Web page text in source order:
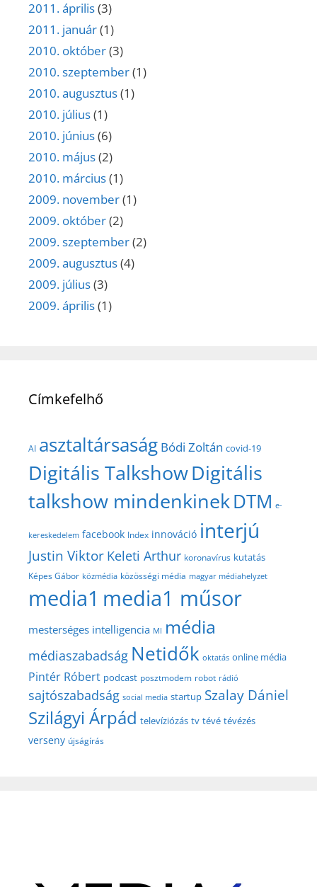
2011. április(3)
2011. január(1)
2010. október(3)
2010. szeptember(1)
2010. augusztus(1)
2010. július(1)
2010. június(6)
2010. május(2)
2010. március(1)
2009. november(1)
2009. október(2)
2009. szeptember(2)
2009. augusztus(4)
2009. július(3)
2009. április(1)
Címkefelhő
AI asztaltársaság Bódi Zoltán covid-19
Digitális TalkshowDigitális
talkshow mindenkinekDTM e-
kereskedelem facebook Index innováció interjú
Justin Viktor Keleti Arthur koronavírus kutatás
Képes Gábor közmédia közösségi média magyar médiahelyzet
media1 media1 műsor
mesterséges intelligencia MI média
médiaszabadság Netidők oktatás online média
Pintér Róbert podcast posztmodem robot rádió
sajtószabadság social media startup Szalay Dániel
Szilágyi Árpád televíziózás tv tévé tévézés
verseny újságírás